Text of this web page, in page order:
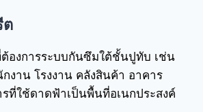
ต
องการระบบกันซึมใต้ชั้นปูทับ เช่น
งาน โรงงาน คลังสินค้า อาคาร
ที่ใช้ดาดฟ้าเป็นพื้นที่อเนกประสงค์